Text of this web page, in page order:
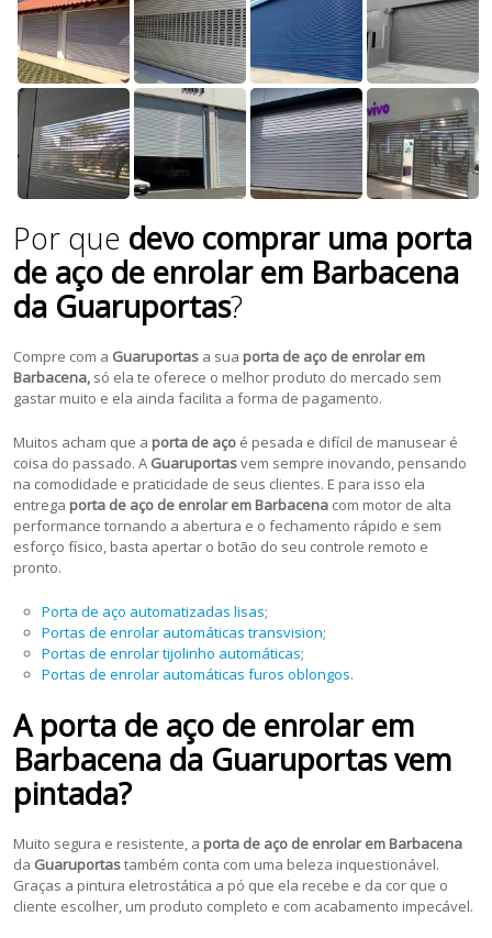
Por que devo comprar uma porta
de aço de enrolar em Barbacena
da Guaruportas?
Compre com a Guaruportas a sua porta de aço de enrolar em
Barbacena, só ela te oferece o melhor produto do mercado sem
gastar muito e ela ainda facilita a forma de pagamento.
Muitos acham que a porta de aço é pesada e difícil de manusear é
coisa do passado. A Guaruportasvem sempre inovando, pensando
na comodidade e praticidade de seus clientes. E para isso ela
entrega porta de aço de enrolar em Barbacena com motor de alta
performance tornando a abertura e o fechamento rápido e sem
esforço físico, basta apertar o botão do seu controle remoto e
pronto.
Porta de aço automatizadas lisas;
Portas de enrolar automáticas transvision;
Portas de enrolar tijolinho automáticas;
Portas de enrolar automáticas furos oblongos.
A porta de aço de enrolar em
Barbacena da Guaruportas vem
pintada?
Muito segura e resistente, a porta de aço de enrolar em Barbacena
da Guaruportastambém conta com uma beleza inquestionável.
Graças a pintura eletrostática a pó que ela recebe e da cor que o
cliente escolher, um produto completo e com acabamento impecável.